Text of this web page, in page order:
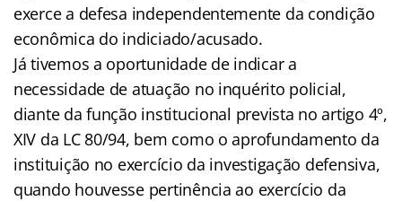
exerce a defesa independentemente da condição
econômica do indiciado/acusado.
Já tivemos a oportunidade de indicar a
necessidade de atuação no inquérito policial,
diante da função institucional prevista no artigo 4º,
XIV da LC 80/94, bem como o aprofundamento da
instituição no exercício da investigação defensiva,
quando houvesse pertinência ao exercício da